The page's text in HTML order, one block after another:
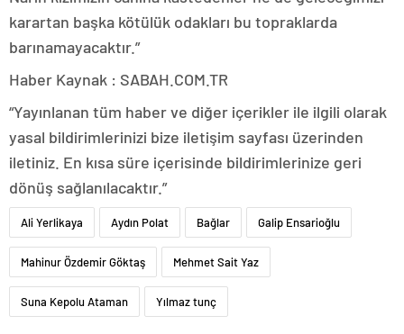
karartan başka kötülük odakları bu topraklarda
barınamayacaktır.”
Haber Kaynak : SABAH.COM.TR
“Yayınlanan tüm haber ve diğer içerikler ile ilgili olarak
yasal bildirimlerinizi bize iletişim sayfası üzerinden
iletiniz. En kısa süre içerisinde bildirimlerinize geri
dönüş sağlanılacaktır.”
Ali Yerlikaya Aydın Polat Bağlar Galip Ensarioğlu
Mahinur Özdemir Göktaş Mehmet Sait Yaz
Suna Kepolu Ataman Yılmaz tunç